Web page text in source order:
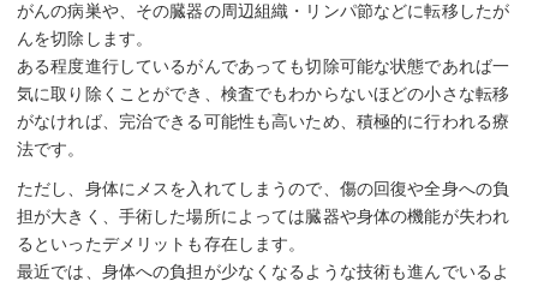
がんの病巣や、その臓器の周辺組織・リンパ節などに転移したが
んを切除します。
ある程度進行しているがんであっても切除可能な状態であれば一
気に取り除くことができ、検査でもわからないほどの小さな転移
がなければ、完治できる可能性も高いため、積極的に行われる療
法です。
ただし、身体にメスを入れてしまうので、傷の回復や全身への負
担が大きく、手術した場所によっては臓器や身体の機能が失われ
るといったデメリットも存在します。
最近では、身体への負担が少なくなるような技術も進んでいるよ